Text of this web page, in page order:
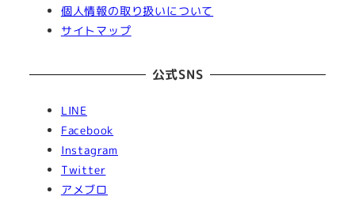
個人情報の取り扱いについて
サイトマップ
公式SNS
LINE
Facebook
Instagram
Twitter
アメブロ